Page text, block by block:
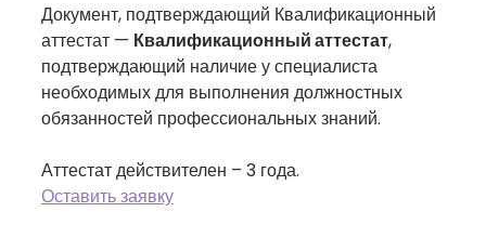
Документ, подтверждающий Квалификационный
аттестат — Квалификационный аттестат,
подтверждающий наличие у специалиста
необходимых для выполнения должностных
обязанностей профессиональных знаний.
Аттестат действителен – 3 года.
Оставить заявку